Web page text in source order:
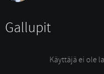
Gallupit
Käyttäjä ei ole